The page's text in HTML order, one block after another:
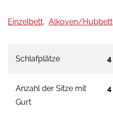
Einzelbett, Alkoven/Hubbett
Schlafplätze 4
Anzahl der Sitze mit
Gurt
4